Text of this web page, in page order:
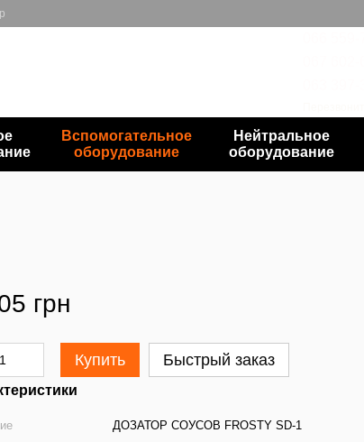
Вспомогательное
оборудование
Нейтральное
оборудование
грн
Купить Быстрый заказ
ДОЗАТОР СОУСОВ FROSTY SD-1